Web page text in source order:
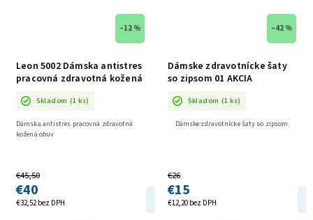
–12 %
Leon 5002 Dámska antistres
pracovná zdravotná kožená
Skladom (1 ks)
€32,52 bez DPH
€45,50
€40
DETAIL
Dámska antistres pracovná zdravotná
kožená obuv
–42 %
Dámske zdravotnícke šaty
so zipsom 01 AKCIA
Skladom (1 ks)
€12,20 bez DPH
€26
€15
Dámske zdravotnícke šaty so zipsom.